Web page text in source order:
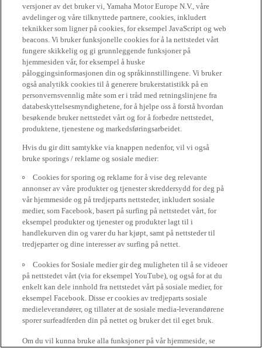
versjoner av det bruker vi, Yamaha Motor Europe N.V., våre
avdelinger og våre tilknyttede partnere, cookies, inkludert
teknikker som ligner på cookies, for eksempel JavaScript og web
beacons. Vi bruker funksjonelle cookies for å la nettstedet vårt
fungere skikkelig og gi grunnleggende funksjoner på
hjemmesiden vår, for eksempel å huske
påloggingsinformasjonen din og språkinnstillingene. Vi bruker
også analytikk cookies til å generere brukerstatistikk på en
personvernsvennlig måte som er i tråd med retningslinjene fra
databeskyttelsesmyndighetene, for å hjelpe oss å forstå hvordan
besøkende bruker nettstedet vårt og for å forbedre nettstedet,
produktene, tjenestene og markedsføringsarbeidet.
Hvis du gir ditt samtykke via knappen nedenfor, vil vi også
bruke sporings / reklame og sosiale medier:
Cookies for sporing og reklame for å vise deg relevante
annonser av våre produkter og tjenester skreddersydd for deg på
vår hjemmeside og på tredjeparts nettsteder, inkludert sosiale
medier, som Facebook, basert på surfing på nettstedet vårt, for
eksempel produkter og tjenester og produkter lagt til i
handlekurven din og varer du har kjøpt, samt på nettsteder til
tredjeparter og dine interesser av surfing på nettet.
Cookies for Sosiale medier gir deg muligheten til å se videoer
på nettstedet vårt (via for eksempel YouTube), og også for at du
enkelt kan dele innhold fra nettstedet vårt på sosiale medier, for
eksempel Facebook. Disse er cookies av tredjeparts sosiale
medieleverandører, og tillater at de sosiale media-leverandørene
sporer surfeadferden din på nettet og bruker det til eget bruk.
Om du vil kunna bruke alla funksjoner på vår hjemmeside, se